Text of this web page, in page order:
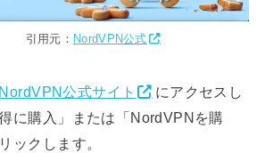
引用元： NordVPN公式
NordVPN公式サイト
にアクセスし
に購入」または「NordVPNを購
ックします。